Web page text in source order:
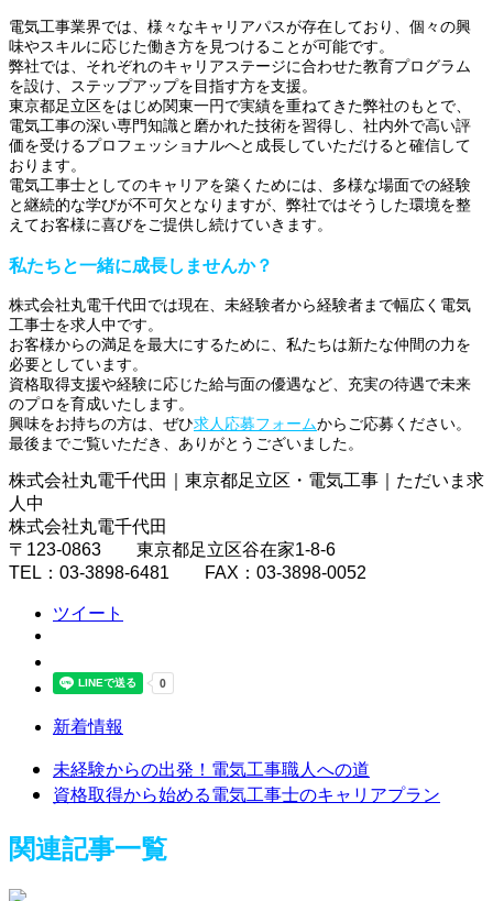
電気工事業界では、様々なキャリアパスが存在しており、個々の興
味やスキルに応じた働き方を見つけることが可能です。
弊社では、それぞれのキャリアステージに合わせた教育プログラム
を設け、ステップアップを目指す方を支援。
東京都足立区をはじめ関東一円で実績を重ねてきた弊社のもとで、
電気工事の深い専門知識と磨かれた技術を習得し、社内外で高い評
価を受けるプロフェッショナルへと成長していただけると確信して
おります。
電気工事士としてのキャリアを築くためには、多様な場面での経験
と継続的な学びが不可欠となりますが、弊社ではそうした環境を整
えてお客様に喜びをご提供し続けていきます。
私たちと一緒に成長しませんか？
株式会社丸電千代田では現在、未経験者から経験者まで幅広く電気
工事士を求人中です。
お客様からの満足を最大にするために、私たちは新たな仲間の力を
必要としています。
資格取得支援や経験に応じた給与面の優遇など、充実の待遇で未来
のプロを育成いたします。
興味をお持ちの方は、ぜひ求人応募フォームからご応募ください。
最後までご覧いただき、ありがとうございました。
株式会社丸電千代田｜東京都足立区・電気工事｜ただいま求
人中
株式会社丸電千代田
〒123-0863 東京都足立区谷在家1-8-6
TEL：03-3898-6481 FAX：03-3898-0052
ツイート
新着情報
未経験からの出発！電気工事職人への道
資格取得から始める電気工事士のキャリアプラン
関連記事一覧